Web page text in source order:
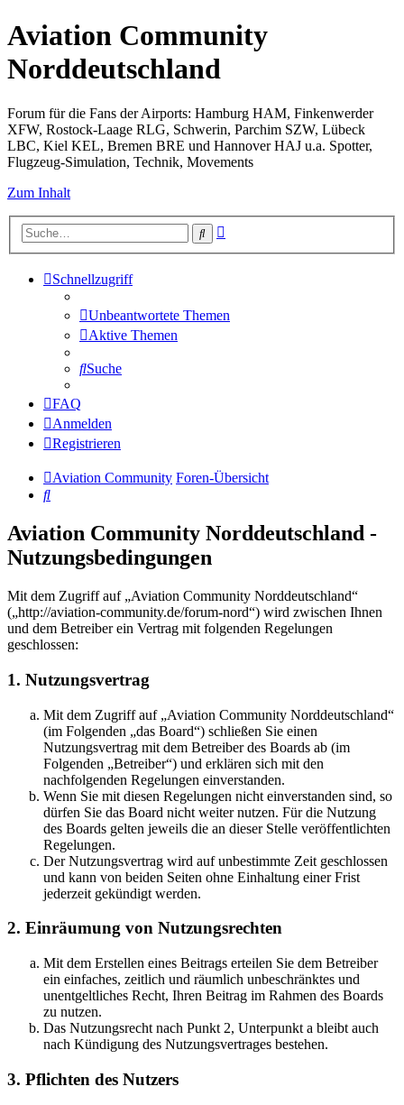
Aviation Community
Norddeutschland
Forum für die Fans der Airports: Hamburg HAM, Finkenwerder
XFW, Rostock-Laage RLG, Schwerin, Parchim SZW, Lübeck
LBC, Kiel KEL, Bremen BRE und Hannover HAJ u.a. Spotter,
Flugzeug-Simulation, Technik, Movements
Zum Inhalt
Suche
Schnellzugriff
Unbeantwortete Themen
Aktive Themen
Suche
FAQ
Anmelden
Registrieren
Aviation Community Foren-Übersicht
Suche
Aviation Community Norddeutschland -
Nutzungsbedingungen
Mit dem Zugriff auf „Aviation Community Norddeutschland“
(„http://aviation-community.de/forum-nord“) wird zwischen Ihnen
und dem Betreiber ein Vertrag mit folgenden Regelungen
geschlossen:
1. Nutzungsvertrag
Mit dem Zugriff auf „Aviation Community Norddeutschland“
(im Folgenden „das Board“) schließen Sie einen
Nutzungsvertrag mit dem Betreiber des Boards ab (im
Folgenden „Betreiber“) und erklären sich mit den
nachfolgenden Regelungen einverstanden.
Wenn Sie mit diesen Regelungen nicht einverstanden sind, so
dürfen Sie das Board nicht weiter nutzen. Für die Nutzung
des Boards gelten jeweils die an dieser Stelle veröffentlichten
Regelungen.
Der Nutzungsvertrag wird auf unbestimmte Zeit geschlossen
und kann von beiden Seiten ohne Einhaltung einer Frist
jederzeit gekündigt werden.
2. Einräumung von Nutzungsrechten
Mit dem Erstellen eines Beitrags erteilen Sie dem Betreiber
ein einfaches, zeitlich und räumlich unbeschränktes und
unentgeltliches Recht, Ihren Beitrag im Rahmen des Boards
zu nutzen.
Das Nutzungsrecht nach Punkt 2, Unterpunkt a bleibt auch
nach Kündigung des Nutzungsvertrages bestehen.
3. Pflichten des Nutzers